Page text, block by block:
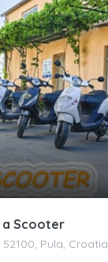
a Scooter
Pula, Croatia